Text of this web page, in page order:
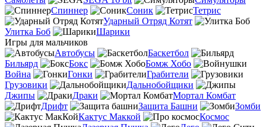
Спиннер
Соник
Тетрис
Ударный Отряд Котят
Улитка Боб
Шарики
Игры для мальчиков
Автобусы
Баскетбол
Бильярд
Бокс
Бомж Хобо
Война
Гонки
Грабители
Грузовики
Дальнобойщики
Джипы
Драки
Мортал Комбат
Дрифт
Защита Башни
Зомби
Кактус Маккой
Космос